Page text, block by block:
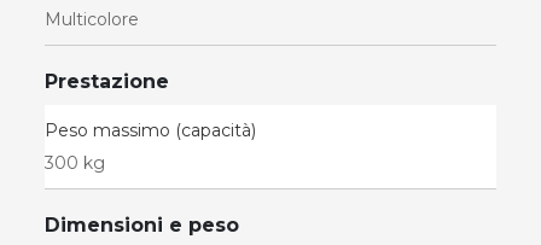
Multicolore
Prestazione
Peso massimo (capacità)
300 kg
Dimensioni e peso